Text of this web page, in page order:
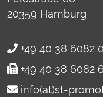
20359 Hamburg
+49 40 38 6082 0
+49 40 38 6082
info(at)st-